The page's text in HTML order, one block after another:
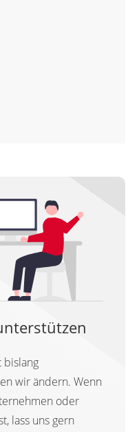
bislang
wir ändern. Wenn
oder
lass uns gern